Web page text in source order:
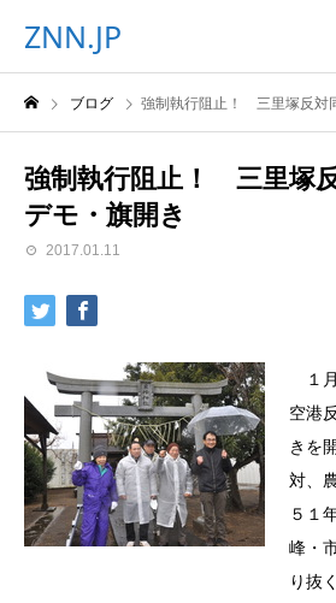
ZNN.JP
ブログ 強制執行阻止！ 三里塚反対
強制執行阻止！ 三里塚
デモ・旗開き
2017.01.11
１
空港
きを
対、
５１
峰・
り抜